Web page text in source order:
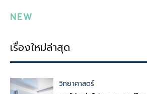
NEW
เรื่องใหม่ล่าสุด
วิทยาศาสตร์